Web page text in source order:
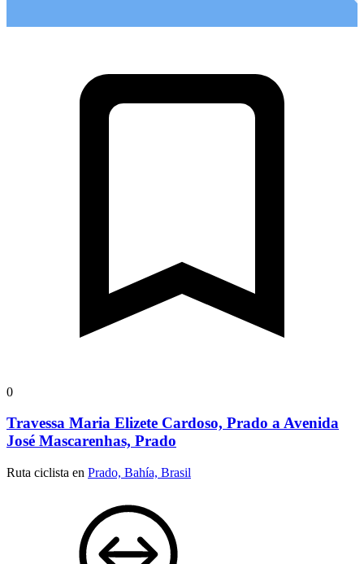
0
Travessa Maria Elizete Cardoso, Prado a Avenida
José Mascarenhas, Prado
Ruta ciclista en Prado, Bahía, Brasil